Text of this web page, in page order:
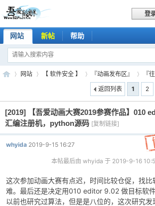
登
网站 新帖 帮助
吾 »
网站
›
【 软件安全 】
›
『动画发布区』
›
『
1
2
返回列表
[2019]
【吾爱动画大赛2019参赛作品】010
汇编注册机，python源码 [复制链接]
whyida 2019-9-15 16:27
本帖最后由 whyida 于 2019-9-16
这次参加动画大赛有点迟，时间比较仓促，找比
难。最后还是决定用010 editor 9.02 做目标软件
以前也研究过算法，但是是八位的，这次研究发